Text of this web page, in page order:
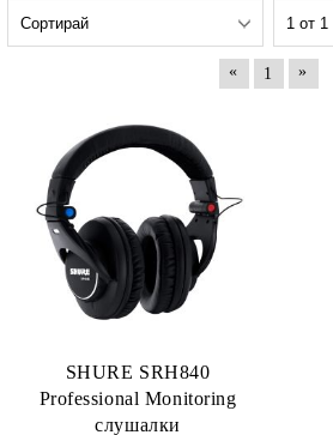
« 1 »
SHURE SRH840
Professional Monitoring
слушалки